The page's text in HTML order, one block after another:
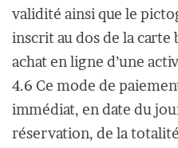
validité ainsi que le
inscrit au dos de la carte
achat en ligne d’une
4.6 Ce mode de
immédiat, en date du
réservation, de la